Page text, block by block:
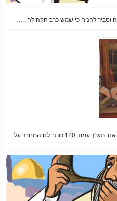
וסביר להניח כי שמש כרב הקהילה . …
כותב לנו המחבר על …